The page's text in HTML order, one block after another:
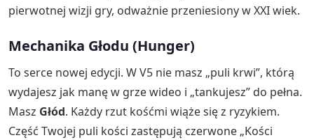
pierwotnej wizji gry, odważnie przeniesiony w XXI wiek.
Mechanika Głodu (Hunger)
To serce nowej edycji. W V5 nie masz „puli krwi”, którą
wydajesz jak manę w grze wideo i „tankujesz” do pełna.
Masz Głód. Każdy rzut kośćmi wiąże się z ryzykiem.
Część Twojej puli kości zastępują czerwone „Kości